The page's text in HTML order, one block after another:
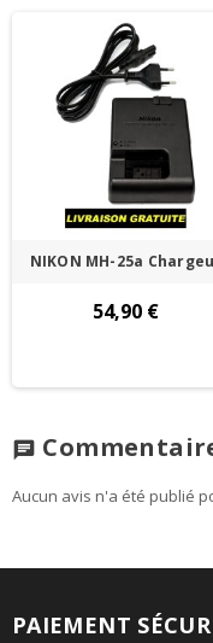
NIKON MH-25a
54,90 €
chat
Aucun avis n'a été publié
PAIEMENT